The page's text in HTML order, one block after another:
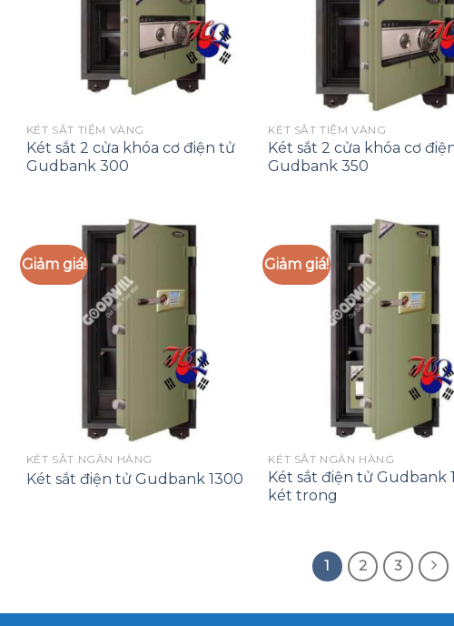
KÉT SẮT TIỆM VÀNG
Két sắt 2 cửa khóa cơ điện tử
Gudbank 300
KÉT SẮT TIỆM VÀNG
Két sắt 2 cửa khóa cơ
Gudbank 350
Giảm giá!
KÉT SẮT NGÂN HÀNG
Két sắt điện tử Gudbank 1300
Giảm giá!
KÉT SẮT NGÂN HÀNG
Két sắt điện tử Gudbank
két trong
1 2 3